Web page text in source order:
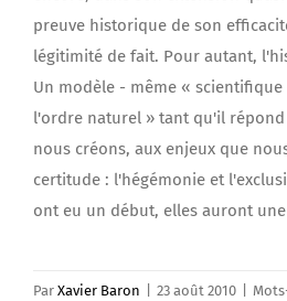
preuve historique de son
légitimité de fait. Pour autant,
Un modèle - même «
l'ordre naturel » tant qu'il
nous créons, aux enjeux que
certitude : l'hégémonie et
ont eu un début, elles auront
Par Xavier Baron 23 août 2010